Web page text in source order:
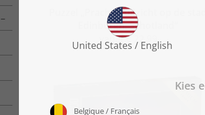
Toggle menu Puzzel „Prachtig uitzicht op de stad
Edinburgh, Schotland“
vanaf € 22,99